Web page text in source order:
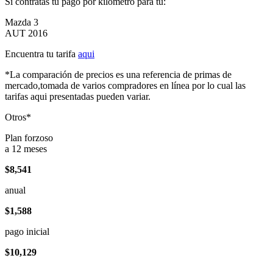
Mazda 3
AUT 2016
Encuentra tu tarifa aqui
*La comparación de precios es una referencia de primas de
mercado,tomada de varios compradores en línea por lo cual las
tarifas aqui presentadas pueden variar.
Otros*
Plan forzoso
a 12 meses
$8,541
anual
$1,588
pago inicial
$10,129